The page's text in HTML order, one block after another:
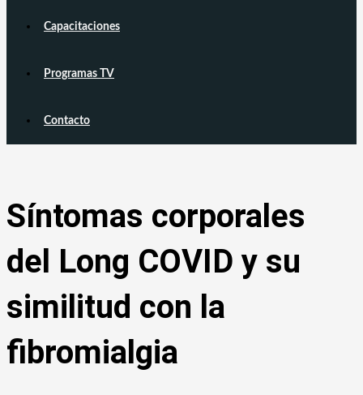
Capacitaciones
Programas TV
Contacto
Síntomas corporales
del Long COVID y su
similitud con la
fibromialgia